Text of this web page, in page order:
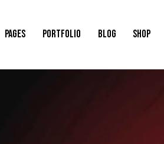
PAGES PORTFOLIO BLOG SHOP